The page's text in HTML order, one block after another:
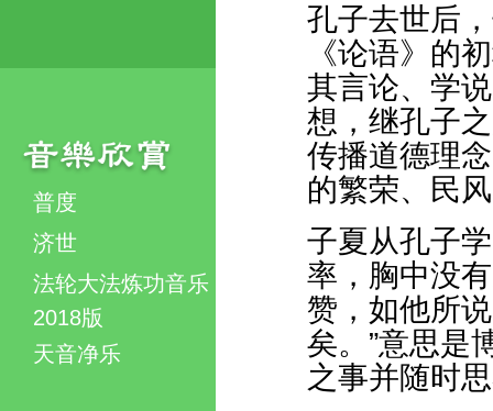
普度
济世
法轮大法炼功音乐
2018版
天音净乐
孔子去世后
《论语》的
其言论、学
想，继孔子
传播道德理
的繁荣、民
子夏从孔子
率，胸中没
赞，如他所
矣。”意思是
之事并随时